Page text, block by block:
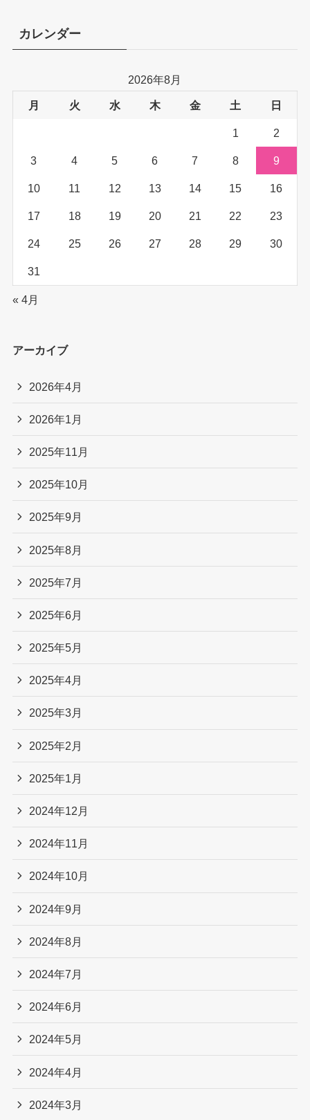
カレンダー
2026年8月
月 火 水 木 金 土 日
1 2
3 4 5 6 7 8 9
10 11 12 13 14 15 16
17 18 19 20 21 22 23
24 25 26 27 28 29 30
31
« 4月
アーカイブ
2026年4月
2026年1月
2025年11月
2025年10月
2025年9月
2025年8月
2025年7月
2025年6月
2025年5月
2025年4月
2025年3月
2025年2月
2025年1月
2024年12月
2024年11月
2024年10月
2024年9月
2024年8月
2024年7月
2024年6月
2024年5月
2024年4月
2024年3月